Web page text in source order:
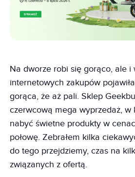
Na dworze robi się gorąco, ale i
internetowych zakupów
gorąca, że aż pali. Sklep
czerwcową mega wyprzedaż, w
nabyć świetne produkty w
połowę. Zebrałem kilka
do tego przejdziemy, czas na
związanych z ofertą.